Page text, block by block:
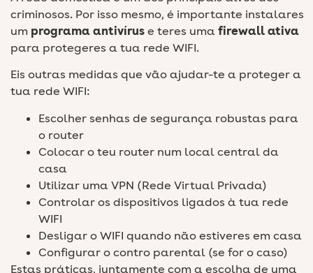
criminosos. Por isso mesmo, é importante instalares
um programa antivíruse teres umafirewall ativa
para protegeres a tua rede WIFI.
Eis outras medidas que vão ajudar-te a proteger a
tua rede WIFI:
Escolher senhas de segurança robustas para
o router
Colocar o teu router num local central da
casa
Utilizar uma VPN (Rede Virtual Privada)
Controlar os dispositivos ligados à tua rede
WIFI
Desligar o WIFI quando não estiveres em casa
Configurar o contro parental (se for o caso)
Estas práticas, juntamente com a escolha de uma